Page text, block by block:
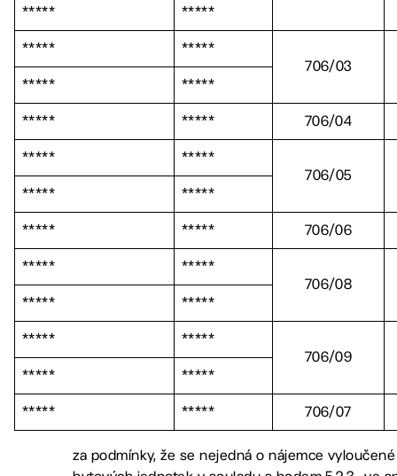
*****
*****
*****
*****
706/03
*****
*****
***** ***** 706/04
*****
*****
706/05
*****
*****
***** ***** 706/06
*****
*****
706/08
*****
*****
*****
*****
706/09
*****
*****
***** ***** 706/07
za podmínky, že se nejedná o nájemce